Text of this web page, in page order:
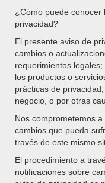
$
¿Cómo puede conocer
privacidad?
El presente aviso de
cambios o
requerimientos
los productos o
prácticas de
negocio, o por otras
Nos comprometemos
cambios que pueda
través de este mismo
El procedimiento a
notificaciones sobre